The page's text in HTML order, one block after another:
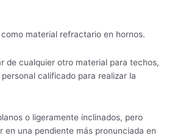
material refractario en hornos.
de cualquier otro material para techos,
calificado para realizar la
o ligeramente inclinados, pero
en una pendiente más pronunciada en